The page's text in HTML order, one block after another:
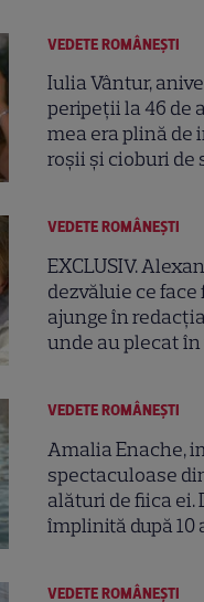
VEDETE ROMÂNEŞTI
Iulia Vântur,
peripeții la 46 de
mea era plină de
roșii și cioburi de
VEDETE ROMÂNEŞTI
EXCLUSIV.
dezvăluie ce
ajunge în
unde au plecat
VEDETE ROMÂNEŞTI
Amalia Enache,
spectaculoase
alături de fiica ei.
împlinită după 10
VEDETE ROMÂNEŞTI